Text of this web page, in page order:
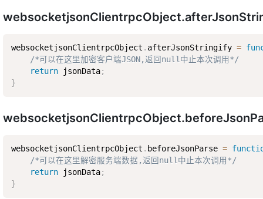
websocketjsonClientrpcObject . afterJsonStringify =
/*可以在这里加密客户端JSON,返回null中止本次调用*/
return jsonData;
}
websocketjsonClientrpcObject . beforeJsonParse =
/*可以在这里解密服务端数据,返回null中止本次调用*/
return jsonData;
}